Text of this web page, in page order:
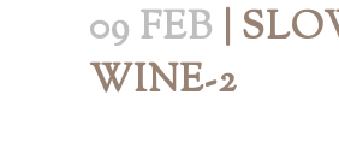
09 FEB |
WINE-2